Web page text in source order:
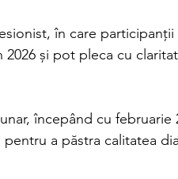
în care
și pot pleca cu
începând cu februarie
a păstra calitatea